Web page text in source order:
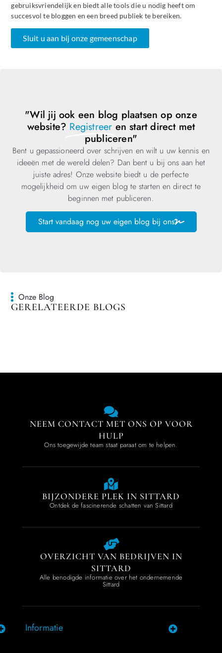
gebruiksvriendelijk en biedt alle tools die u nodig heeft om
succesvol te bloggen en een breed publiek te bereiken.
Sluit u aan bij onze gemeenschap
"Wil jij ook een blog plaatsen op onze
website? Registreer en start direct met
publiceren"
Bent u gepassioneerd over schrijven en wilt u uw kennis en
ideeën met de wereld delen? Dan bent u bij ons aan het
juiste adres! Onze website biedt u de perfecte
mogelijkheid om uw eigen blog te starten en direct te
beginnen met publiceren.
Start vandaag nog uw eigen blog bij ons
Onze Blog
GERELATEERDE BLOGS
NEEM CONTACT MET ONS OP VOOR
HULP
Ons toegewijde team staat paraat om te helpen.
BIJZONDERE PLEK IN SITTARD
Ontdek de fascinerende schatten van Sittard
OVERZICHT VAN BEDRIJVEN IN
SITTARD
Alle benodigde informatie over het ondernemende
Sittard
Informatie